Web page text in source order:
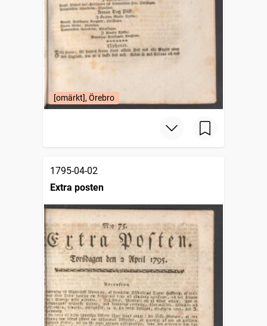
[omärkt], Örebro
1795-04-02
Extra posten